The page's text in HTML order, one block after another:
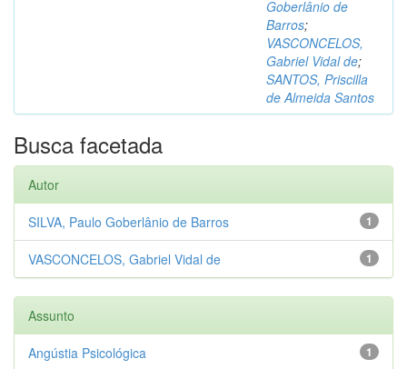
Goberlânio de
Barros;
VASCONCELOS,
Gabriel Vidal de;
SANTOS, Priscilla
de Almeida Santos
Busca facetada
Autor
1
SILVA, Paulo Goberlânio de Barros
1
VASCONCELOS, Gabriel Vidal de
Assunto
1
Angústia Psicológica